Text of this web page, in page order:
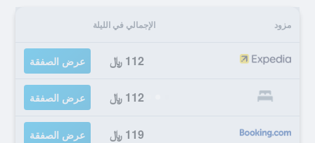
مزود الإجمالي في الليلة
112 ﷼ عرض الصفقة
112 ﷼ عرض الصفقة
119 ﷼ عرض الصفقة